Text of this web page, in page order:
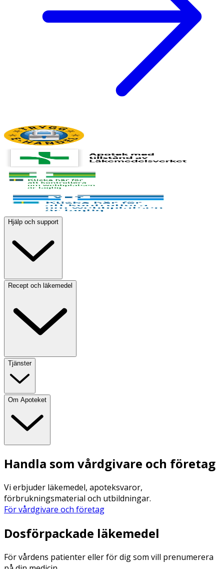
Hjälp och support
Recept och läkemedel
Tjänster
Om Apoteket
Handla som vårdgivare och företag
Vi erbjuder läkemedel, apoteksvaror,
förbrukningsmaterial och utbildningar.
För vårdgivare och företag
Dosförpackade läkemedel
För vårdens patienter eller för dig som vill prenumerera